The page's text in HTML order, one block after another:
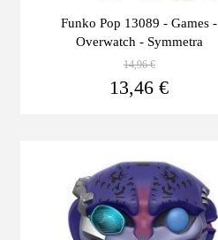
Funko Pop 13089 - Games -
Overwatch - Symmetra
14,96 €
13,46 €